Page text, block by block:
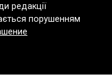
редакції
порушенням